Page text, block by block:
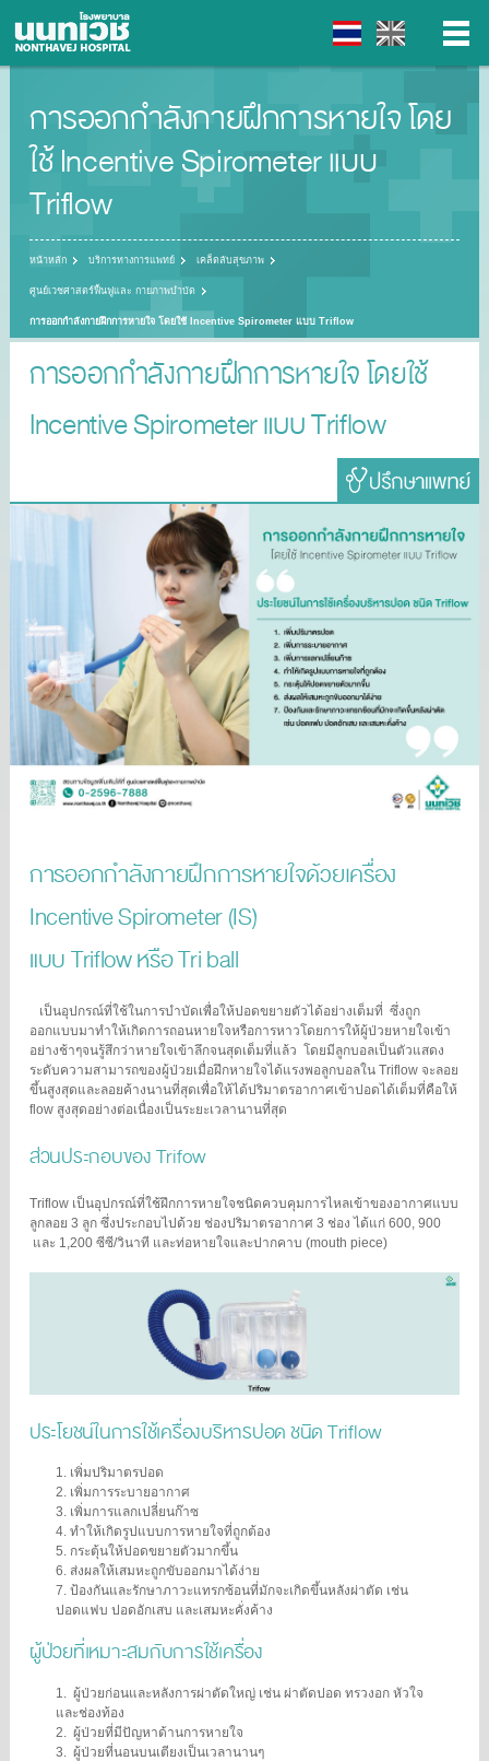
▼
การออกกำลังกายฝึกการหายใจ โดย
ใช้ Incentive Spirometer แบบ
Triflow
หน้าหลัก บริการทางการแพทย์ เคล็ดลับสุขภาพ
ศูนย์เวชศาสตร์ฟื้นฟูและ กายภาพบำบัด
การออกกำลังกายฝึกการหายใจ โดยใช้ Incentive Spirometer แบบ Triflow
การออกกำลังกายฝึกการหายใจ โดยใช้
Incentive Spirometer แบบ Triflow
การออกกำลังกายฝึกการหายใจด้วยเครื่อง
Incentive Spirometer (IS)
แบบ Triflow หรือ Tri ball
เป็นอุปกรณ์ที่ใช้ในการบำบัดเพื่อให้ปอดขยายตัวได้อย่างเต็มที่ ซึ่งถูก
ออกแบบมาทำให้เกิดการถอนหายใจหรือการหาวโดยการให้ผู้ป่วยหายใจเข้า
อย่างช้าๆจนรู้สึกว่าหายใจเข้าลึกจนสุดเต็มที่แล้ว โดยมีลูกบอลเป็นตัวแสดง
ระดับความสามารถของผู้ป่วยเมื่อฝึกหายใจได้แรงพอลูกบอลใน Triflow จะลอย
ขึ้นสูงสุดและลอยค้างนานที่สุดเพื่อให้ได้ปริมาตรอากาศเข้าปอดได้เต็มที่คือให้
flow สูงสุดอย่างต่อเนื่องเป็นระยะเวลานานที่สุด
ส่วนประกอบของ Trifow
Triflow เป็นอุปกรณ์ที่ใช้ฝึกการหายใจชนิดควบคุมการไหลเข้าของอากาศแบบ
ลูกลอย 3 ลูก ซึ่งประกอบไปด้วย ช่องปริมาตรอากาศ 3 ช่อง ได้แก่ 600, 900
และ 1,200 ซีซี/วินาที และท่อหายใจและปากคาบ (mouth piece)
ประโยชน์ในการใช้เครื่องบริหารปอด ชนิด Triflow
1. เพิ่มปริมาตรปอด
2. เพิ่มการระบายอากาศ
3. เพิ่มการแลกเปลี่ยนก๊าซ
4. ทำให้เกิดรูปแบบการหายใจที่ถูกต้อง
5. กระตุ้นให้ปอดขยายตัวมากขึ้น
6. ส่งผลให้เสมหะถูกขับออกมาได้ง่าย
7. ป้องกันและรักษาภาวะแทรกซ้อนที่มักจะเกิดขึ้นหลังผ่าตัด เช่น
ปอดแฟบ ปอดอักเสบ และเสมหะคั่งค้าง
ผู้ป่วยที่เหมาะสมกับการใช้เครื่อง
1. ผู้ป่วยก่อนและหลังการผ่าตัดใหญ่ เช่น ผ่าตัดปอด ทรวงอก หัวใจ
และช่องท้อง
2. ผู้ป่วยที่มีปัญหาด้านการหายใจ
3. ผู้ป่วยที่นอนบนเตียงเป็นเวลานานๆ